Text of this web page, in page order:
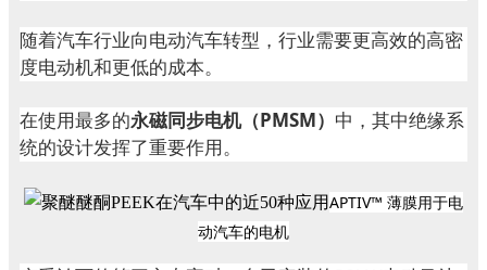
随着汽车行业向电动汽车转型，行业需要更高效的高密
度电动机和更低的成本。
在使用最多的永磁同步电机（PMSM） 中，其中绝缘系
统的设计发挥了重要作用。
APTIV™ 薄膜用于电
动汽车的电机